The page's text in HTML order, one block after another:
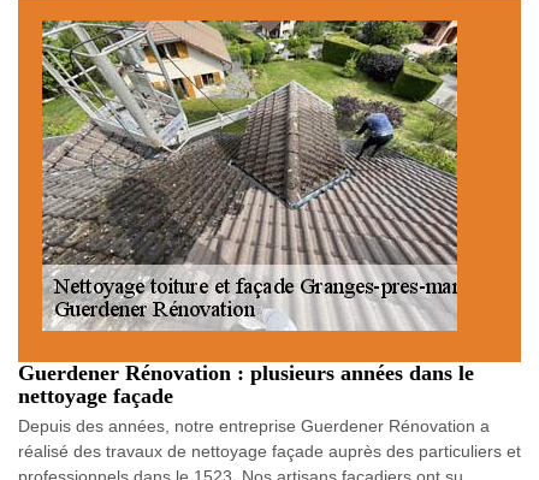
Guerdener Rénovation : plusieurs années dans le
nettoyage façade
Depuis des années, notre entreprise Guerdener Rénovation a
réalisé des travaux de nettoyage façade auprès des particuliers et